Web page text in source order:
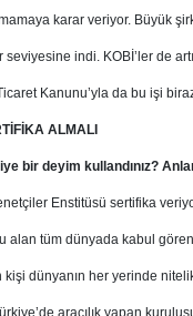
karar veriyor. Büyük
seviyesine indi. KOBİ’ler de
Kanunu’yla da bu işi
ALMALI
bir deyim kullandınız?
Enstitüsü sertifika
alan tüm dünyada kabul
kişi dünyanın her yerinde
aracılık yapan